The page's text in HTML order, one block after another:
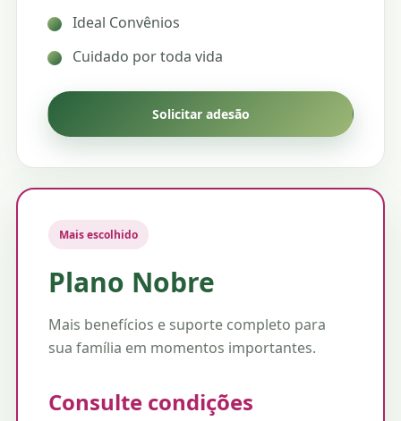
Ideal Convênios
Cuidado por toda vida
Solicitar adesão
Mais escolhido
Plano Nobre
Mais benefícios e suporte completo para
sua família em momentos importantes.
Consulte condições